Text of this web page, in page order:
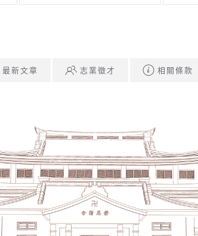
最新文章 志業徵才 相關條款